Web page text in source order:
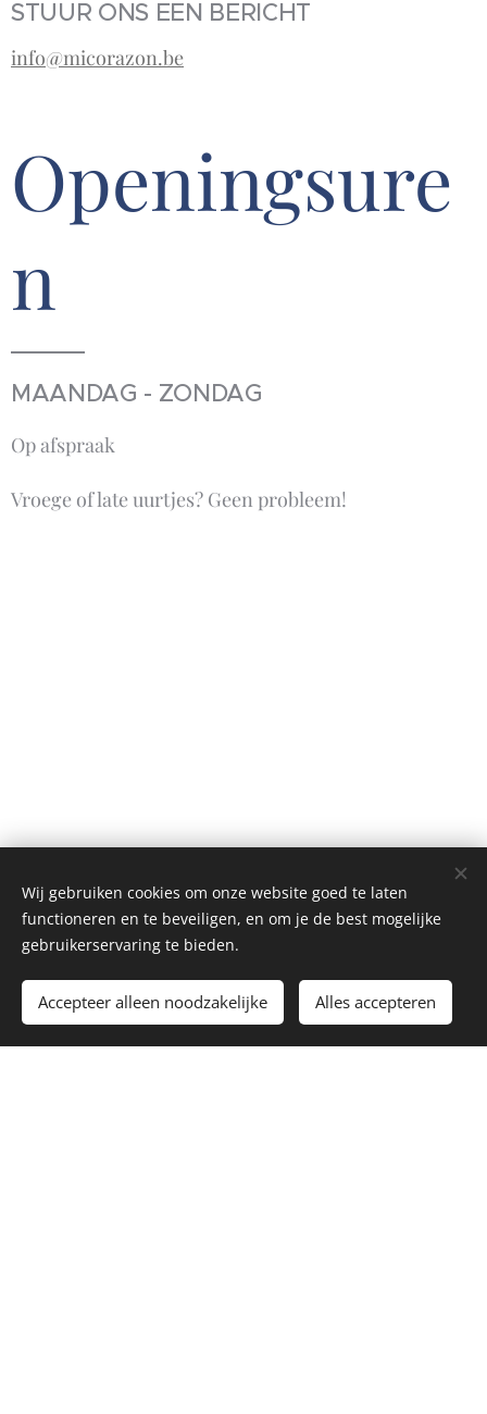
STUUR ONS EEN BERICHT
info@micorazon.be
Openingsure
n
MAANDAG - ZONDAG
Op afspraak
Vroege of late uurtjes? Geen probleem!
Wij gebruiken cookies om onze website goed te laten
functioneren en te beveiligen, en om je de best mogelijke
gebruikerservaring te bieden.
Accepteer alleen noodzakelijke Alles accepteren